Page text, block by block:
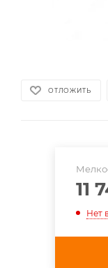
ОТЛОЖИТЬ
11
Нет